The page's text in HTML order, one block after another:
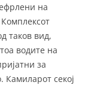
на
таков вид,
водите на
за
Камиларот секој